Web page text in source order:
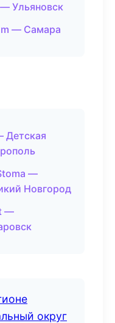
Ульяновск
— Самара
Детская
—
Новгород
—
округ